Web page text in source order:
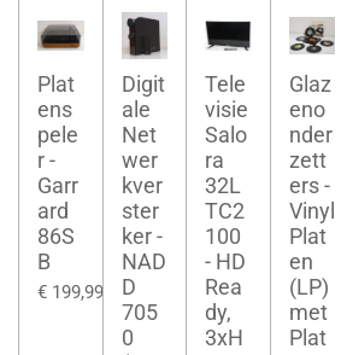
Plat
ens
pele
r -
Garr
ard
86S
B
€ 199,99
Digit
ale
Net
wer
kver
ster
ker -
NAD
D
705
0
Tele
visie
Salo
ra
32L
TC2
100
- HD
Rea
dy,
3xH
Glaz
eno
nder
zett
ers -
Vinyl
Plat
en
(LP)
met
Plat